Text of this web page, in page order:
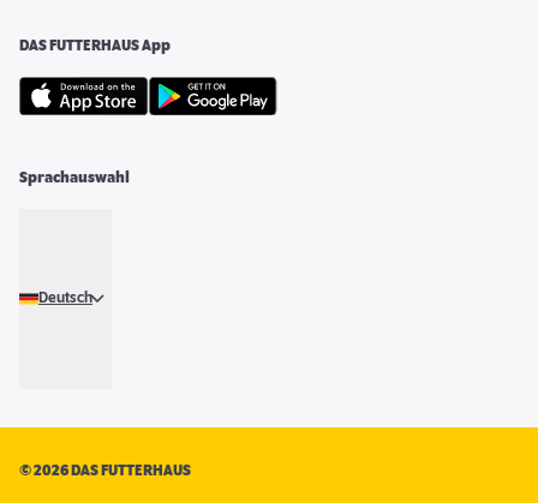
DAS FUTTERHAUS App
Sprachauswahl
Deutsch
©2026 DAS FUTTERHAUS